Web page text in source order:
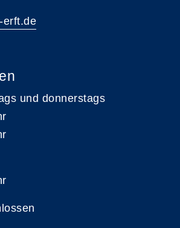
erft.de
und donnerstags